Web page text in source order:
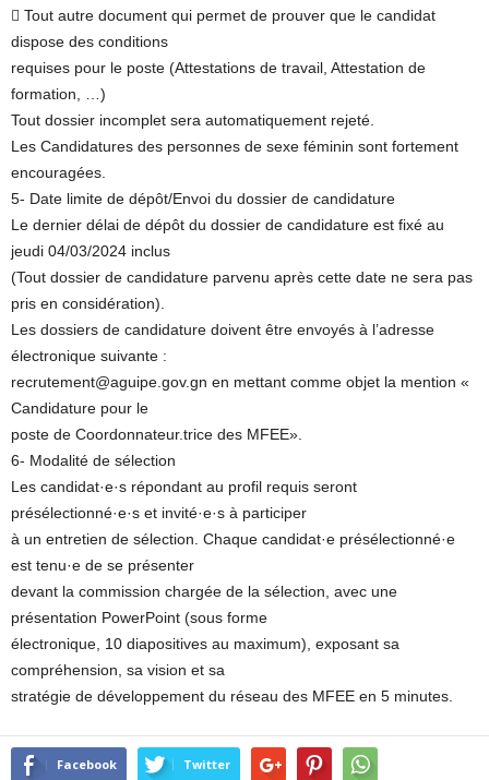
 Tout autre document qui permet de prouver que le candidat
dispose des conditions
requises pour le poste (Attestations de travail, Attestation de
formation, …)
Tout dossier incomplet sera automatiquement rejeté.
Les Candidatures des personnes de sexe féminin sont fortement
encouragées.
5- Date limite de dépôt/Envoi du dossier de candidature
Le dernier délai de dépôt du dossier de candidature est fixé au
jeudi 04/03/2024 inclus
(Tout dossier de candidature parvenu après cette date ne sera pas
pris en considération).
Les dossiers de candidature doivent être envoyés à l’adresse
électronique suivante :
recrutement@aguipe.gov.gn en mettant comme objet la mention «
Candidature pour le
poste de Coordonnateur.trice des MFEE».
6- Modalité de sélection
Les candidat·e·s répondant au profil requis seront
présélectionné·e·s et invité·e·s à participer
à un entretien de sélection. Chaque candidat·e présélectionné·e
est tenu·e de se présenter
devant la commission chargée de la sélection, avec une
présentation PowerPoint (sous forme
électronique, 10 diapositives au maximum), exposant sa
compréhension, sa vision et sa
stratégie de développement du réseau des MFEE en 5 minutes.
Facebook Twitter